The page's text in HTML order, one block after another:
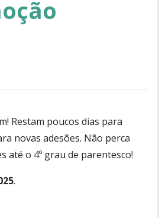
Restam poucos dias para
novas adesões. Não perca
até o 4º grau de parentesco!
.